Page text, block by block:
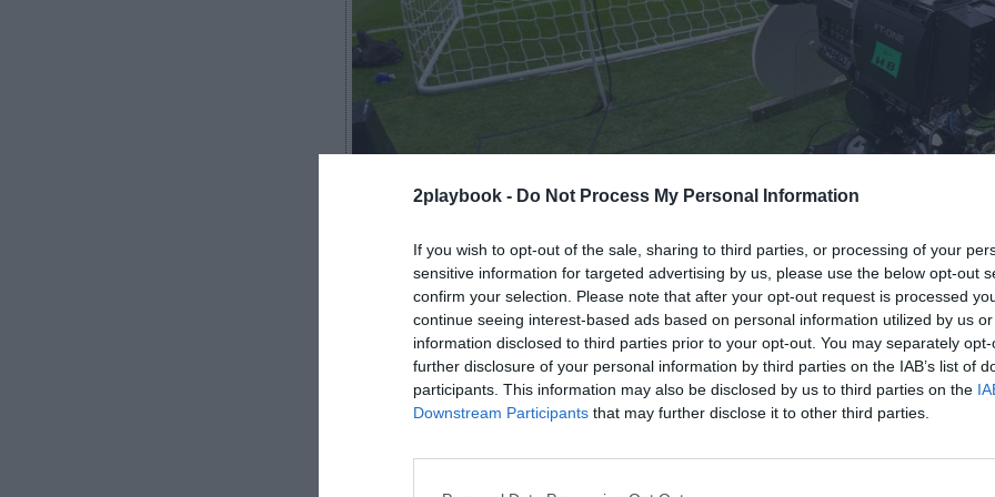
2playbook - Do Not Process My Personal Information
If you wish to opt-out of the sale, sharing to third parties, or processing of your
sensitive information for targeted advertising by us, please use the below opt-out
confirm your selection. Please note that after your opt-out request is processed
continue seeing interest-based ads based on personal information utilized by us
information disclosed to third parties prior to your opt-out. You may separately
further disclosure of your personal information by third parties on the IAB’s list of
participants. This information may also be disclosed by us to third parties on the
Downstream Participants that may further disclose it to other third parties.
2Playbook 1 de agosto de 2022
Guardar Me gusta
LaLiga adjudica hasta a diez operadores los derechos
Segunda División.Será la mayor oferta hasta la fecha e incluirá
actor como Amazon Prime Vídeo por primera vez en España,
informado en un comunicado. La patronal ya se había asociado
gigante de la tecnología y el streaming a través del documental Six